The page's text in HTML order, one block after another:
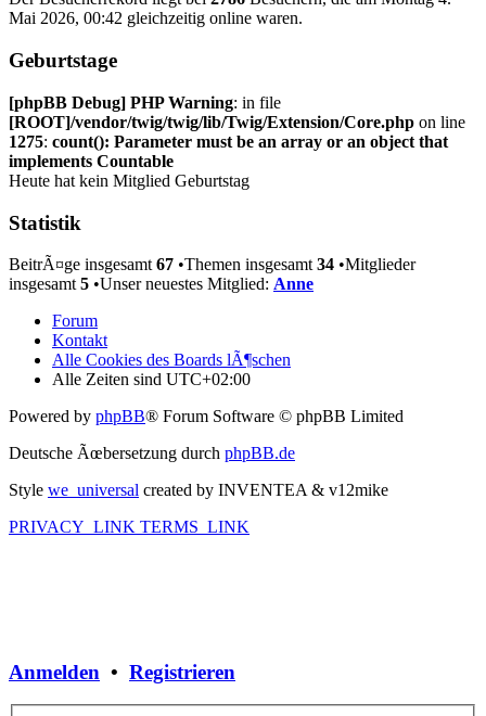
Mai 2026, 00:42 gleichzeitig online waren.
Geburtstage
[phpBB Debug] PHP Warning: in file
[ROOT]/vendor/twig/twig/lib/Twig/Extension/Core.php on line
1275: count(): Parameter must be an array or an object that
implements Countable
Heute hat kein Mitglied Geburtstag
Statistik
BeitrÃ¤ge insgesamt 67 •Themen insgesamt 34 •Mitglieder
insgesamt 5 •Unser neuestes Mitglied: Anne
Forum
Kontakt
Alle Cookies des Boards lÃ¶schen
Alle Zeiten sind UTC+02:00
Powered by phpBB® Forum Software © phpBB Limited
Deutsche Ãœbersetzung durch phpBB.de
Style we_universal created by INVENTEA & v12mike
PRIVACY_LINK TERMS_LINK
Anmelden • Registrieren